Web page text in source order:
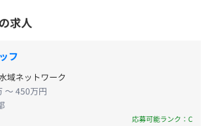
催
取得に向けての社内勉強会を行っ
・セミナー参加費用の補助制度
冬）
って主体的に行動する一方で、チ
にしより大きな目標を達成するた
す。 また、設立当初から掲げる
原点に、資格取得支援制度、キャ
どを設け「やる気次第で、どんど
んな環境作りに注力しています。
仕事の両立がしやすい環境で、あな
求人
フ
域ネットワーク
〜 450万円
応募可能ランク：C